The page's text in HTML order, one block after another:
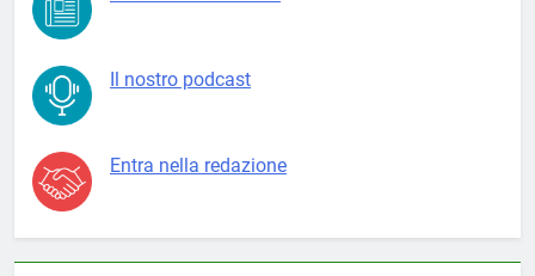
Il nostro podcast
Entra nella redazione